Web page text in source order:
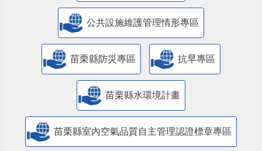
​公共設施維護管理情形專區
苗栗縣防災專區 抗旱專區
苗栗縣水環境計畫
苗栗縣室內空氣品質自主管理認證標章專區